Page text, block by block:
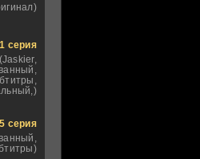
1 серия
(Jaskier,
5 серия